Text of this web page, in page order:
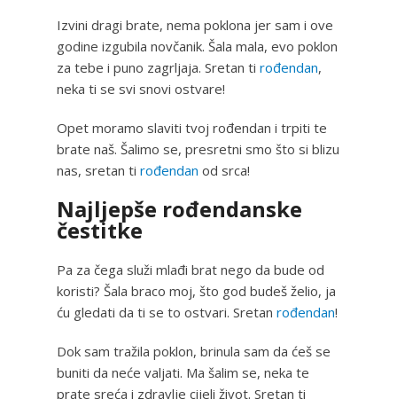
Izvini dragi brate, nema poklona jer sam i ove
godine izgubila novčanik. Šala mala, evo poklon
za tebe i puno zagrljaja. Sretan ti rođendan,
neka ti se svi snovi ostvare!
Opet moramo slaviti tvoj rođendan i trpiti te
brate naš. Šalimo se, presretni smo što si blizu
nas, sretan ti rođendan od srca!
Najljepše rođendanske
čestitke
Pa za čega služi mlađi brat nego da bude od
koristi? Šala braco moj, što god budeš želio, ja
ću gledati da ti se to ostvari. Sretan rođendan!
Dok sam tražila poklon, brinula sam da ćeš se
buniti da neće valjati. Ma šalim se, neka te
prate sreća i zdravlje cijeli život. Sretan ti